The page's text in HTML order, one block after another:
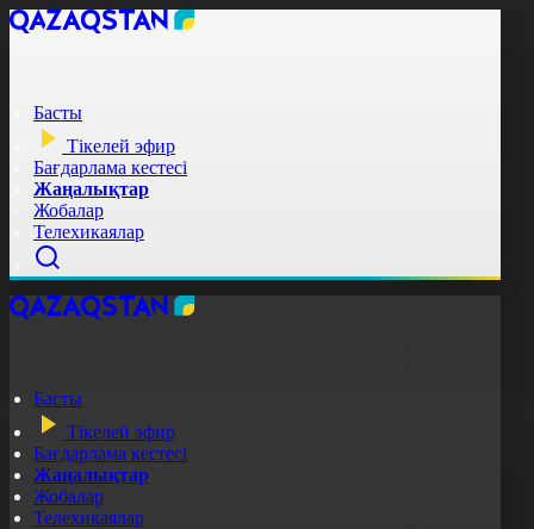
Басты
Тікелей эфир
Бағдарлама кестесі
Жаңалықтар
Жобалар
Телехикаялар
Басты
Тікелей эфир
Бағдарлама кестесі
Жаңалықтар
Жобалар
Телехикаялар